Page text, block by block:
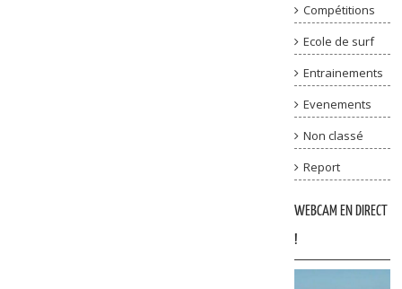
Compétitions
Ecole de surf
Entrainements
Evenements
Non classé
Report
WEBCAM EN DIRECT
!